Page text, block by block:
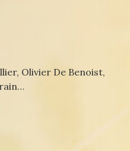
Olivier De Benoist,